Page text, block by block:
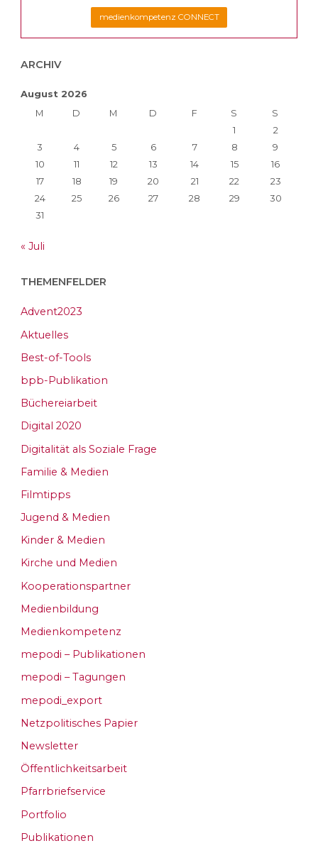
medienkompetenz CONNECT
ARCHIV
August 2026
M
D M D F S
S
1
2
3
4 5 6 7 8
9
10
11 12 13 14 15
16
17
18 19 20 21 22
23
24
25 26 27 28 29
30
31
« Juli
THEMENFELDER
Advent2023
Aktuelles
Best-of-Tools
bpb-Publikation
Büchereiarbeit
Digital 2020
Digitalität als Soziale Frage
Familie & Medien
Filmtipps
Jugend & Medien
Kinder & Medien
Kirche und Medien
Kooperationspartner
Medienbildung
Medienkompetenz
mepodi – Publikationen
mepodi – Tagungen
mepodi_export
Netzpolitisches Papier
Newsletter
Öffentlichkeitsarbeit
Pfarrbriefservice
Portfolio
Publikationen